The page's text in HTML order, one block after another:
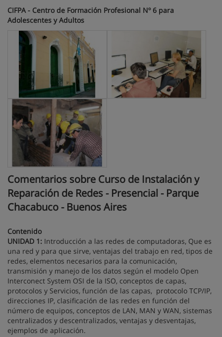
CIFPA - Centro de Formación Profesional Nº 6 para
Adolescentes y Adultos
Comentarios sobre Curso de Instalación y
Reparación de Redes - Presencial - Parque
Chacabuco - Buenos Aires
Contenido
UNIDAD 1: Introducción a las redes de computadoras, Que es
una red y para que sirve, ventajas del trabajo en red, tipos de
redes, elementos necesarios para la comunicación,
transmisión y manejo de los datos según el modelo Open
Interconect System OSI de la ISO, conceptos de capas,
protocolos y Servicios, función de las capas, protocolo TCP/IP,
direcciones IP, clasificación de las redes en función del
número de equipos, conceptos de LAN, MAN y WAN, sistemas
centralizados y descentralizados, ventajas y desventajas,
ejemplos de aplicación.